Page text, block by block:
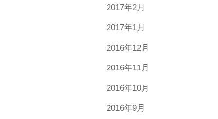
2017年2月
2017年1月
2016年12月
2016年11月
2016年10月
2016年9月